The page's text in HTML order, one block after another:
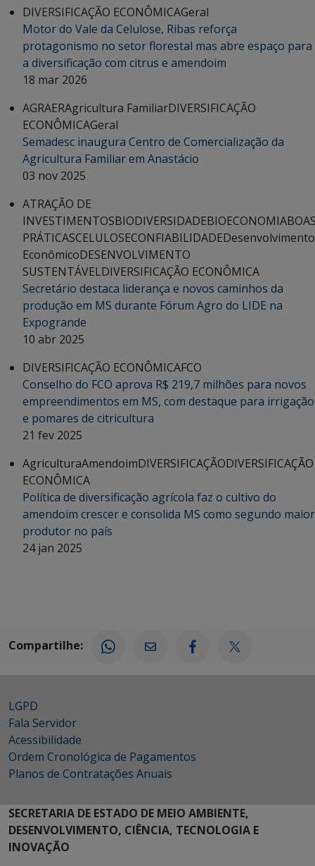
DIVERSIFICAÇÃO ECONÔMICAGeral
Motor do Vale da Celulose, Ribas reforça
protagonismo no setor florestal mas abre espaço para
a diversificação com citrus e amendoim
18 mar 2026
AGRAERAgricultura FamiliarDIVERSIFICAÇÃO
ECONÔMICAGeral
Semadesc inaugura Centro de Comercialização da
Agricultura Familiar em Anastácio
03 nov 2025
ATRAÇÃO DE
INVESTIMENTOSBIODIVERSIDADEBIOECONOMIA
PRÁTICASCELULOSECONFIABILIDADEDesenvolvimento
EconômicoDESENVOLVIMENTO
SUSTENTÁVELDIVERSIFICAÇÃO ECONÔMICA
Secretário destaca liderança e novos caminhos da
produção em MS durante Fórum Agro do LIDE na
Expogrande
10 abr 2025
DIVERSIFICAÇÃO ECONÔMICAFCO
Conselho do FCO aprova R$ 219,7 milhões para novos
empreendimentos em MS, com destaque para irrigação
e pomares de citricultura
21 fev 2025
AgriculturaAmendoimDIVERSIFICAÇÃODIVERSIFICAÇÃO
ECONÔMICA
Política de diversificação agrícola faz o cultivo do
amendoim crescer e consolida MS como segundo maior
produtor no país
24 jan 2025
Compartilhe:
LGPD
Fala Servidor
Acessibilidade
Ordem Cronológica de Pagamentos
Planos de Contratações Anuais
SECRETARIA DE ESTADO DE MEIO AMBIENTE,
DESENVOLVIMENTO, CIÊNCIA, TECNOLOGIA E
INOVAÇÃO